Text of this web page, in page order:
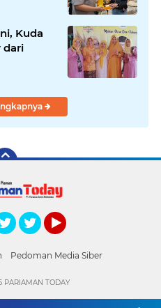
Kuda
dari
Pedoman Media Siber
PARIAMAN TODAY